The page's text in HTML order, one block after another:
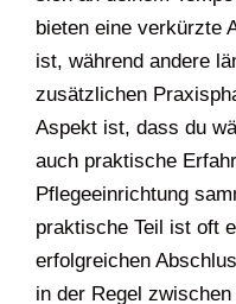
bieten eine verkürzte
ist, während andere
zusätzlichen
Aspekt ist, dass du
auch praktische
Pflegeeinrichtung
praktische Teil ist oft
erfolgreichen
in der Regel